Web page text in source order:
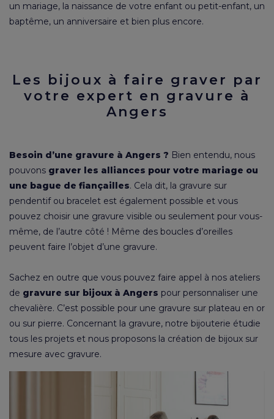
un mariage, la naissance de votre enfant ou petit-enfant, un
baptême, un anniversaire et bien plus encore.
Les bijoux à faire graver par
votre expert en gravure à
Angers
Besoin d’une gravure à Angers ? Bien entendu, nous
pouvons graver les alliances pour votre mariage ou
une bague de fiançailles. Cela dit, la gravure sur
pendentif ou bracelet est également possible et vous
pouvez choisir une gravure visible ou seulement pour vous-
même, de l’autre côté ! Même des boucles d’oreilles
peuvent faire l’objet d’une gravure.
Sachez en outre que vous pouvez faire appel à nos ateliers
de gravure sur bijoux à Angers pour personnaliser une
chevalière. C’est possible pour une gravure sur plateau en or
ou sur pierre. Concernant la gravure, notre bijouterie étudie
tous les projets et nous proposons la création de bijoux sur
mesure avec gravure.